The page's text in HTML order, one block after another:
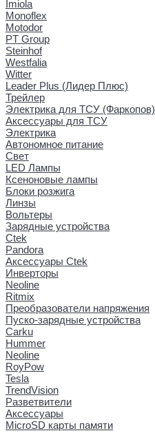
Imiola
Monoflex
Motodor
PT Group
Steinhof
Westfalia
Witter
Leader Plus (Лидер Плюс)
Трейлер
Электрика для ТСУ (Фаркопов)
Аксессуары для ТСУ
Электрика
Автономное питание
Свет
LED Лампы
Ксеноновые лампы
Блоки розжига
Линзы
Вольтеры
Зарядные устройства
Ctek
Pandora
Аксессуары Ctek
Инверторы
Neoline
Ritmix
Преобразователи напряжения
Пуско-зарядные устройства
Carku
Hummer
Neoline
RoyPow
Tesla
TrendVision
Разветвители
Аксессуары
MicroSD карты памяти